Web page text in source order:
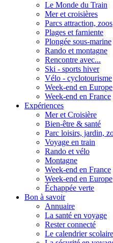
Le Monde du Train
Mer et croisières
Parcs attraction, zoos
Plages et farniente
Plongée sous-marine
Rando et montagne
Rencontre avec...
Ski - sports hiver
Vélo - cyclotourisme
Week-end en Europe
Week-end en France
Expériences
Mer et Croisière
Bien-être & santé
Parc loisirs, jardin,
Voyage en train
Rando et vélo
Montagne
Week-end en France
Week-end en Europe
Échappée verte
Bon à savoir
Annuaire
La santé en voyage
Rester connecté
Le calendrier scolaire